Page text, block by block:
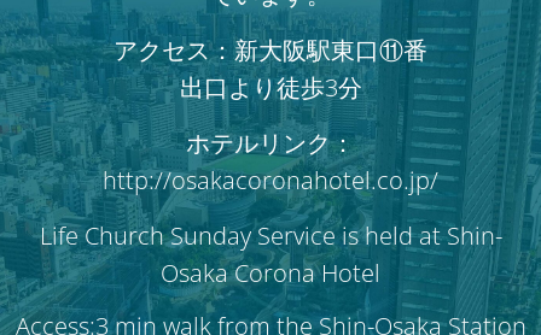
アクセス：新大阪駅東口⑪番
出口より徒歩3分
ホテルリンク：
http://osakacoronahotel.co.jp/
Life Church Sunday Service is held at Shin-
Osaka Corona Hotel
Access:3 min walk from the Shin-Osaka Station